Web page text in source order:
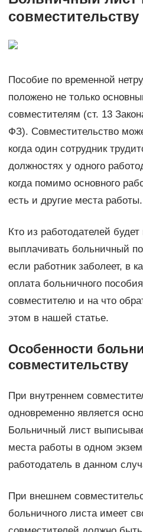
совместительству
Пособие по временной
положено не только
совместителям (ст. 13
ФЗ). Совместительство
когда один сотрудник
должностях у одного
когда помимо основного
есть и другие места работы.
Кто из работодателей
выплачивать больничный
если работник заболеет, в
оплата больничного
совместителю и на что
этом в нашей статье.
Особенности
совместительству
При внутреннем
одновременно является
Больничный лист
места работы в одном
работодатель в данном
При внешнем
больничного листа имеет